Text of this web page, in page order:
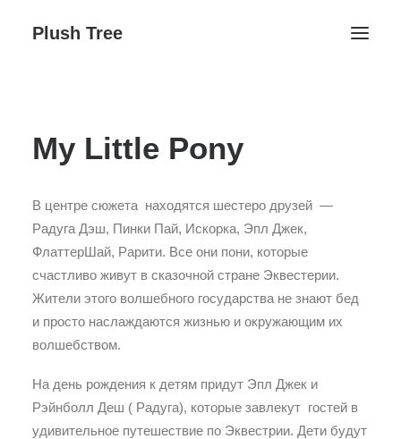
Plush Tree
Контакти
Галерея ↓
Плюшеве Життя
День народження
My Little Pony
В центре сюжета находятся шестеро друзей —
Радуга Дэш, Пинки Пай, Искорка, Эпл Джек,
ФлаттерШай, Рарити. Все они пони, которые
счастливо живут в сказочной стране Эквестерии.
Жители этого волшебного государства не знают бед
и просто наслаждаются жизнью и окружающим их
волшебством.
На день рождения к детям придут Эпл Джек и
Рэйнболл Деш ( Радуга), которые завлекут гостей в
удивительное путешествие по Эквестрии. Дети будут